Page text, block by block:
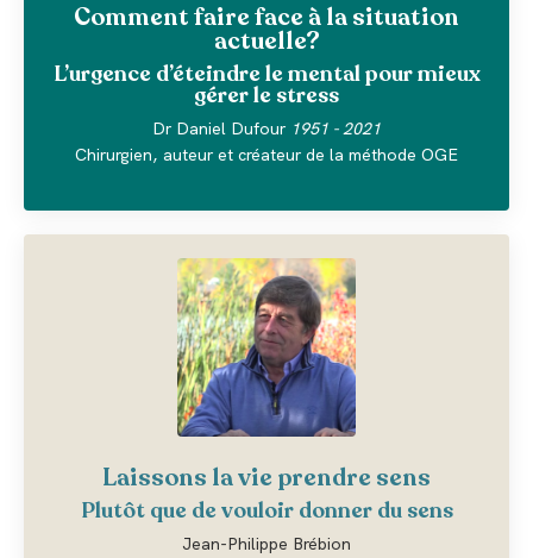
Comment faire face à la situation
actuelle?
L’urgence d’éteindre le mental pour mieux
gérer le stress
Dr Daniel Dufour 1951 - 2021
Chirurgien, auteur et créateur de la méthode OGE
Laissons la vie prendre sens
Plutôt que de vouloir donner du sens
Jean-Philippe Brébion